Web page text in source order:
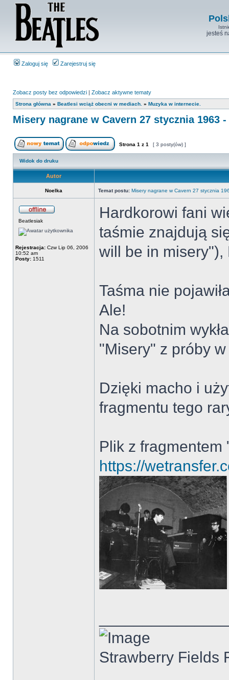
jesteś
Zaloguj się Zarejestruj się
Zobacz posty bez odpowiedzi | Zobacz aktywne tematy
Strona główna » Beatlesi wciąż obecni w mediach. » Muzyka w internecie.
Misery nagrane w Cavern 27 stycznia 1963
Strona 1 z 1 [ 3 posty(ów) ]
Widok do druku
Autor
Noelka Temat postu: Misery nagrane w Cavern 27 stycznia
Beatlesiak
Rejestracja: Czw Lip 06, 2006
10:52 am
Posty: 1511
Hardkorowi fani
taśmie znajdują
will be in misery"),
Taśma nie
Ale!
Na sobotnim
"Misery" z próby
Dzięki macho i
fragmentu tego
Plik z
https://
Strawberry Fields